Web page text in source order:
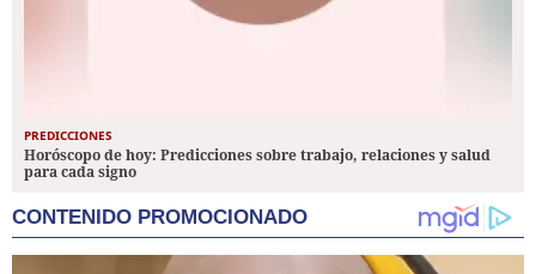
PREDICCIONES
Horóscopo de hoy: Predicciones sobre trabajo, relaciones y salud
para cada signo
CONTENIDO PROMOCIONADO